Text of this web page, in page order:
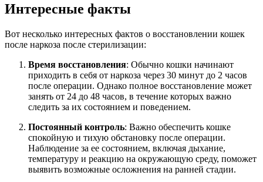
Интересные факты
Вот несколько интересных фактов о восстановлении кошек
после наркоза после стерилизации:
Время восстановления: Обычно кошки начинают
приходить в себя от наркоза через 30 минут до 2 часов
после операции. Однако полное восстановление может
занять от 24 до 48 часов, в течение которых важно
следить за их состоянием и поведением.
Постоянный контроль: Важно обеспечить кошке
спокойную и тихую обстановку после операции.
Наблюдение за ее состоянием, включая дыхание,
температуру и реакцию на окружающую среду, поможет
выявить возможные осложнения на ранней стадии.